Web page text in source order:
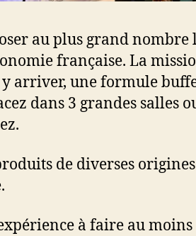
au plus grand nombre
française. La
arriver, une formule
dans 3 grandes salles
de diverses
à faire au